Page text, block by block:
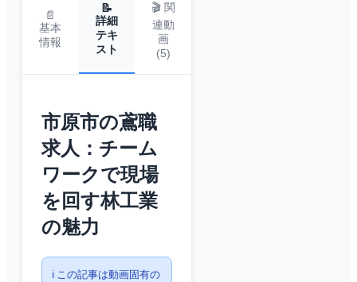
📄
基本
情報
📝
詳細
テキ
スト
🎬 関
連動
画
(5)
市原市の鳶職
求人：チーム
ワークで現場
を回す林工業
の魅力
ℹ️ この記事は動画固有の